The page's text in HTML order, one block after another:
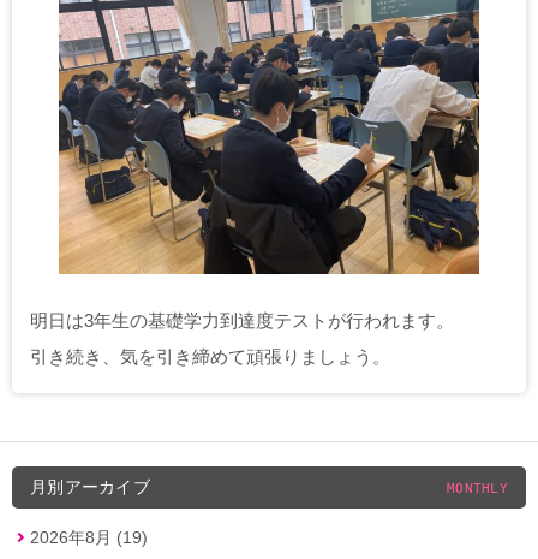
明日は3年生の基礎学力到達度テストが行われます。
引き続き、気を引き締めて頑張りましょう。
月別アーカイブ MONTHLY
2026年8月 (19)